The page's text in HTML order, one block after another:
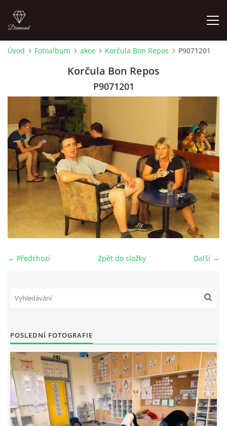
TAIJI QIGONG SHIBASHI
ŠKOLA BÍLÉHO SLONA
SHIATSU
WATSU - SHIATSU VE VODĚ
PLAVÁNÍ KOJENCŮ, BATOLAT A PŘEDŠKOLNÍCH DĚTÍ
SM SYSTÉM DR. SMÍŠKA
SPORTOVNÍ A REKONDIČNÍ MASÁŽ
Úvod Fotoalbum akce Korčula Bon Repos P9071201
Korčula Bon Repos
P9071201
← Předchozí Další →
Zpět do složky
POSLEDNÍ FOTOGRAFIE